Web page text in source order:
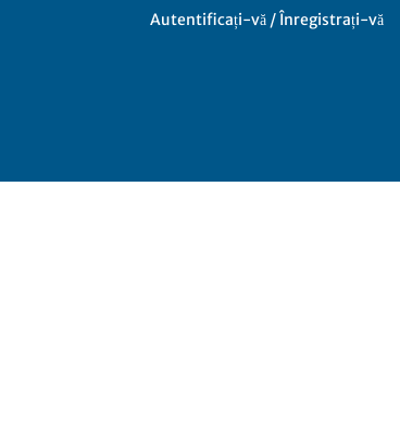
Autentificați-vă / Înregistrați-vă